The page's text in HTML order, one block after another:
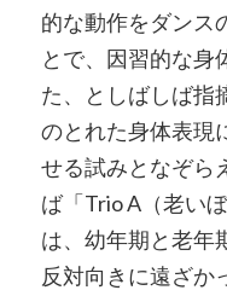
的な動作をダンス
とで、因習的な身
た、としばしば指
のとれた身体表現
せる試みとなぞら
ば「Trio A（老い
は、幼年期と老年
反対向きに遠ざか